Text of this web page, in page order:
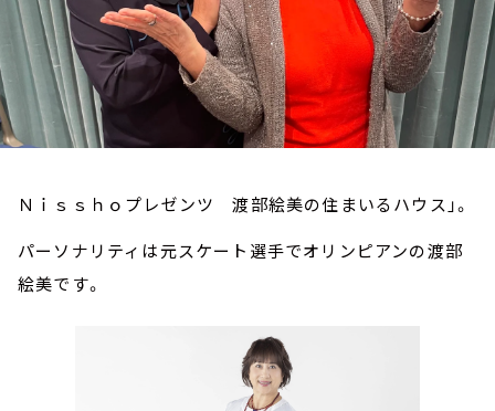
Ｎｉｓｓｈｏプレゼンツ 渡部絵美の住まいるハウス」。
パーソナリティは元スケート選手でオリンピアンの渡部
絵美です。